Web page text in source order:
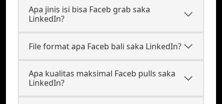
Apa jinis isi bisa Faceb grab saka
LinkedIn?
File format apa Faceb bali saka LinkedIn?
Apa kualitas maksimal Faceb pulls saka
LinkedIn?